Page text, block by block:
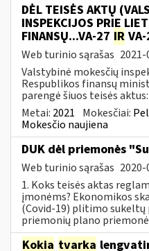
DĖL TEISĖS AKTŲ
INSPEKCIJOS PRIE
FINANSŲ...VA-27 IR
Web turinio sąrašas
Valstybinė mokesčių
Respublikos finansų
parengė šiuos teisės
Metai: 2021 Mokesčiai:
Mokesčio naujiena
DUK dėl priemonės
Web turinio sąrašas
1. Koks teisės aktas
įmonėms? Ekonomikos
(Covid-19) plitimo
priemonių plano
Kokia tvarka